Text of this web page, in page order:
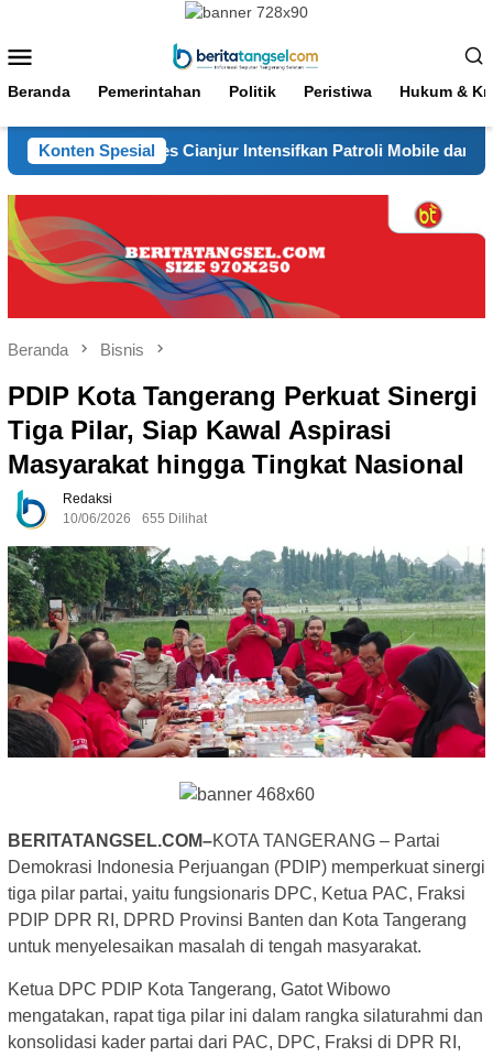
konten
Mobile
Beranda Pemerintahan Politik Peristiwa Hukum &
Konten Spesial
Polres Cianjur Intensifkan Patroli Mobile dan Penertiban
Beranda Bisnis
PDIP Kota Tangerang Perkuat Sinergi
Tiga Pilar, Siap Kawal Aspirasi
Masyarakat hingga Tingkat Nasional
Redaksi
10/06/2026
655 Dilihat
BERITATANGSEL.COM–KOTA TANGERANG – Partai
Demokrasi Indonesia Perjuangan (PDIP) memperkuat sinergi
tiga pilar partai, yaitu fungsionaris DPC, Ketua PAC, Fraksi
PDIP DPR RI, DPRD Provinsi Banten dan Kota Tangerang
untuk menyelesaikan masalah di tengah masyarakat.
Ketua DPC PDIP Kota Tangerang, Gatot Wibowo
mengatakan, rapat tiga pilar ini dalam rangka silaturahmi dan
konsolidasi kader partai dari PAC, DPC, Fraksi di DPR RI,